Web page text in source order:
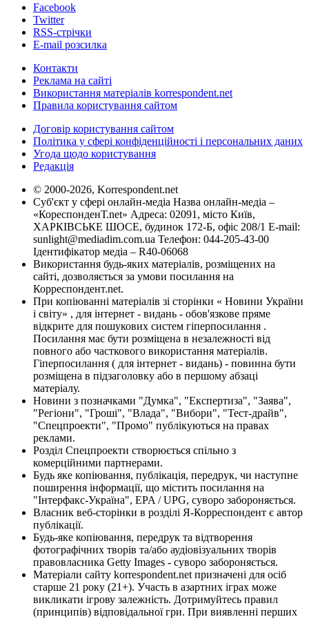
Facebook
Twitter
RSS-стрічки
E-mail розсилка
Контакти
Реклама на сайті
Використання матеріалів korrespondent.net
Правила користування сайтом
Договір користування сайтом
Політика у сфері конфіденційності і персональних даних
Угода щодо користування
Редакція
© 2000-2026, Korrespondent.net
Суб'єкт у сфері онлайн-медіа Назва онлайн-медіа –
«КореспонденТ.net» Адреса: 02091, місто Київ,
ХАРКІВСЬКЕ ШОСЕ, будинок 172-Б, офіс 208/1 E-mail:
sunlight@mediadim.com.ua Телефон: 044-205-43-00
Ідентифікатор медіа – R40-06068
Використання будь-яких матеріалів, розміщених на
сайті, дозволяється за умови посилання на
Корреспондент.net.
При копіюванні матеріалів зі сторінки « Новини України
і світу» , для інтернет - видань - обов'язкове пряме
відкрите для пошукових систем гіперпосилання .
Посилання має бути розміщена в незалежності від
повного або часткового використання матеріалів.
Гіперпосилання ( для інтернет - видань) - повинна бути
розміщена в підзаголовку або в першому абзаці
матеріалу.
Новини з позначками "Думка", "Експертиза", "Заява",
"Регіони", "Гроші", "Влада", "Вибори", "Тест-драйв",
"Спецпроекти", "Промо" публікуються на правах
реклами.
Розділ Спецпроекти створюється спільно з
комерційними партнерами.
Будь яке копіювання, публікація, передрук, чи наступне
поширення інформації, що містить посилання на
"Інтерфакс-Україна", EPA / UPG, суворо забороняється.
Власник веб-сторінки в розділі Я-Корреспондент є автор
публікації.
Будь-яке копіювання, передрук та відтворення
фотографічних творів та/або аудіовізуальних творів
правовласника Getty Images - суворо забороняється.
Матеріали сайту korrespondent.net призначені для осіб
старше 21 року (21+). Участь в азартних іграх може
викликати ігрову залежність. Дотримуйтесь правил
(принципів) відповідальної гри. При виявленні перших